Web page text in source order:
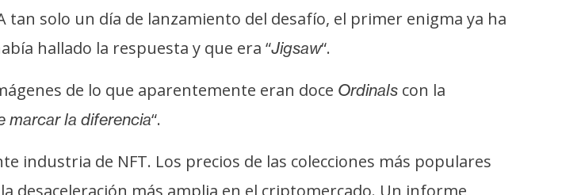
solo un día de lanzamiento del desafío, el primer enigma ya ha
hallado la respuesta y que era “Jigsaw“.
de lo que aparentemente eran doce Ordinals con la
marcar la diferencia“.
industria de NFT. Los precios de las colecciones más populares